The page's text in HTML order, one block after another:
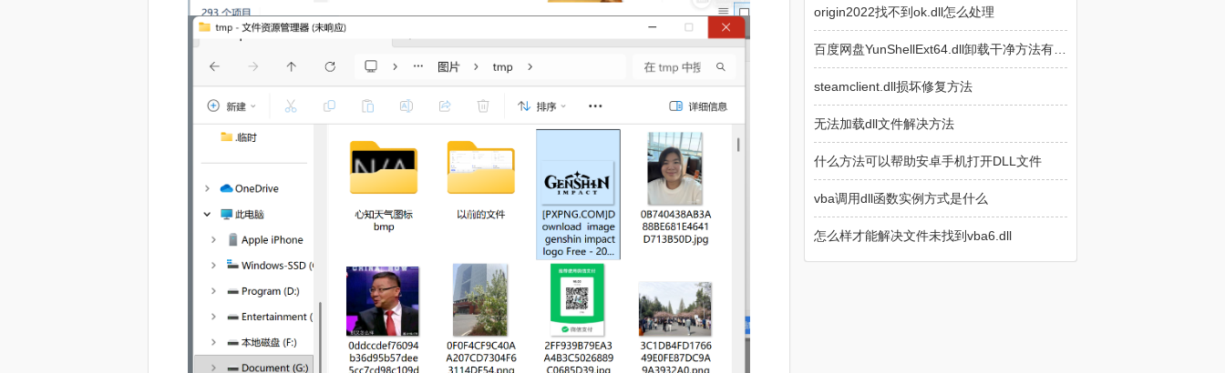
origin2022找不到ok.dll怎么处理
steamclient.dll损坏修复方法
无法加载dll文件解决方法
什么方法可以帮助安卓手机打开DLL文件
vba调用dll函数实例方式是什么
怎么样才能解决文件未找到vba6.dll